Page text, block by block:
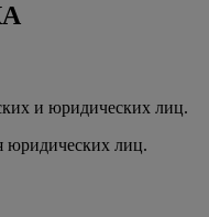
и юридических лиц.
юридических лиц.